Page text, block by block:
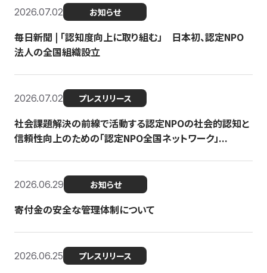
2026.07.02 お知らせ
毎日新聞 | 「認知度向上に取り組む」 日本初、認定NPO
法人の全国組織設立
2026.07.02 プレスリリース
社会課題解決の前線で活動する認定NPOの社会的認知と
信頼性向上のための「認定NPO全国ネットワーク」...
2026.06.29 お知らせ
寄付金の安全な管理体制について
2026.06.25 プレスリリース